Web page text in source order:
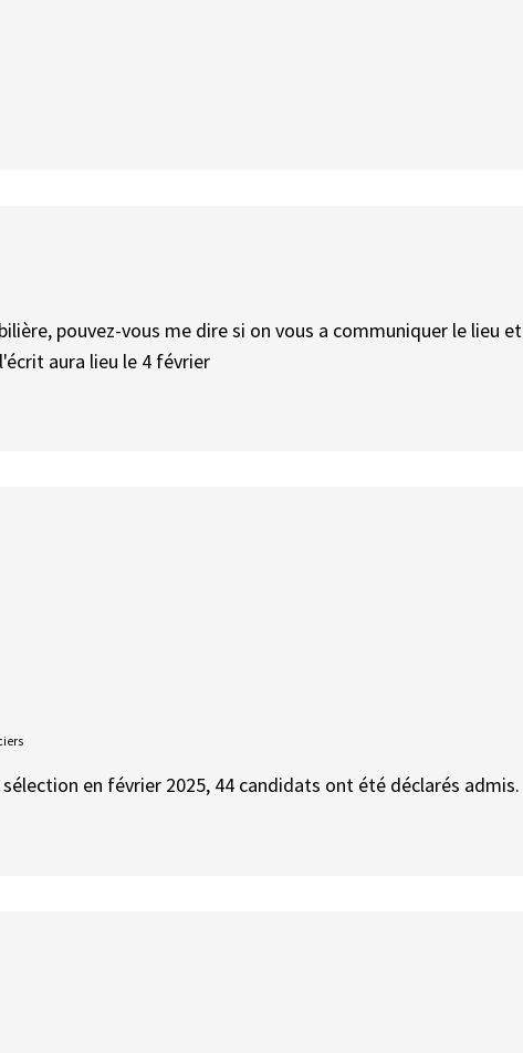
pouvez-vous me dire si on vous a communiquer le lieu et
aura lieu le 4 février
en février 2025, 44 candidats ont été déclarés admis.